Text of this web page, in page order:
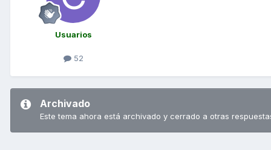
Usuarios
52
Archivado
Este tema ahora está archivado y cerrado a otras